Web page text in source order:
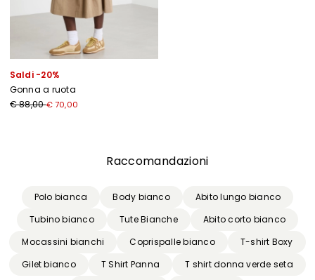
Saldi -20%
Gonna a ruota
€ 88,00€ 70,00
Raccomandazioni
Polo bianca Body bianco
Abito lungo bianco
Tubino bianco
Tute Bianche
Abito corto bianco
Mocassini bianchi
Coprispalle bianco
T-shirt Boxy
Gilet bianco
T Shirt Panna
T shirt donna verde seta